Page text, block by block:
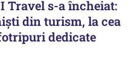
Travel s-a încheiat:
din turism, la cea
dedicate